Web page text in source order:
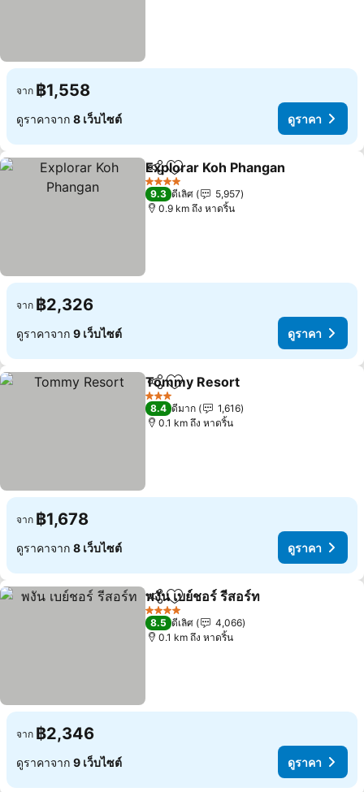
จาก ฿1,558
ดูราคาจาก 8 เว็บไซต์ ดูราคา
แชร์ เพิ่มในรายการโปรด
Explorar Koh Phangan
4 ดาว
9.3 ดีเลิศ
5,957
0.9 km ถึง หาดริ้น
จาก ฿2,326
ดูราคาจาก 9 เว็บไซต์ ดูราคา
แชร์ เพิ่มในรายการโปรด
Tommy Resort
3 ดาว
8.4 ดีมาก
1,616
0.1 km ถึง หาดริ้น
จาก ฿1,678
ดูราคาจาก 8 เว็บไซต์ ดูราคา
แชร์ เพิ่มในรายการโปรด
พงัน เบย์ชอร์ รีสอร์ท
4 ดาว
8.5 ดีเลิศ
4,066
0.1 km ถึง หาดริ้น
จาก ฿2,346
ดูราคาจาก 9 เว็บไซต์ ดูราคา